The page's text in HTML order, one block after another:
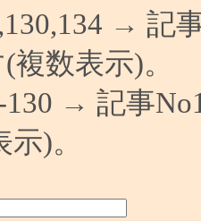
→ 記
複数表示)。
130 → 記事
)。